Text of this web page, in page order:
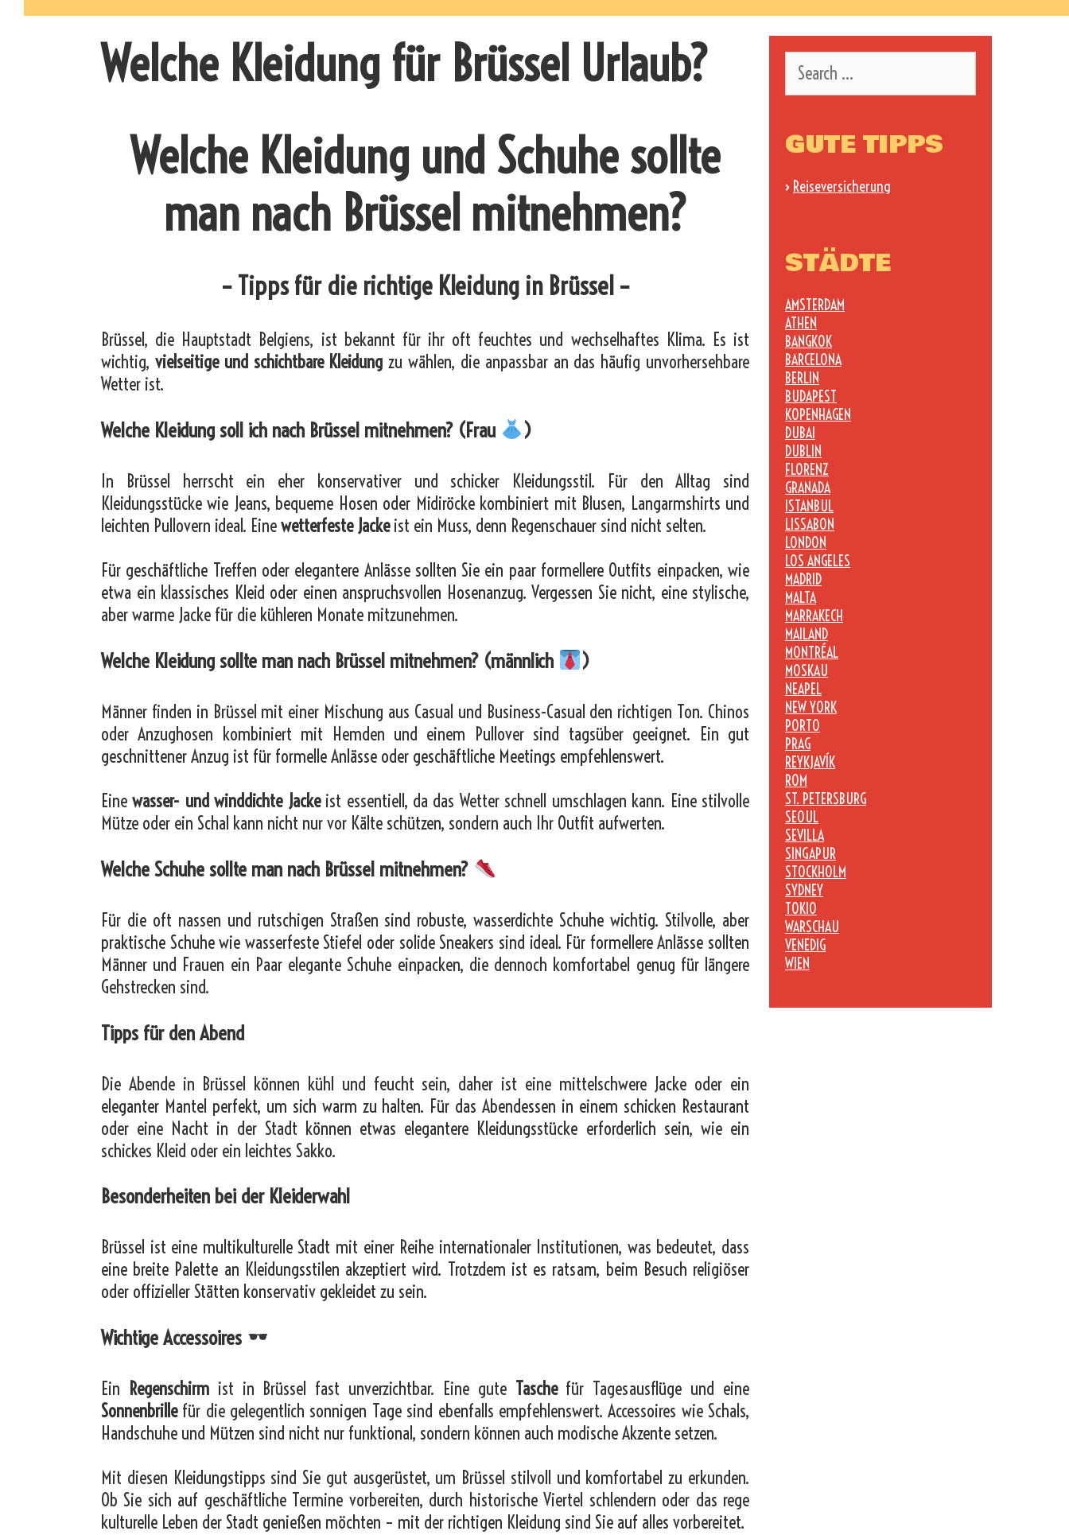
Welche Kleidung für Brüssel Urlaub?
Welche Kleidung und Schuhe sollte
man nach Brüssel mitnehmen?
– Tipps für die richtige Kleidung in Brüssel –
Brüssel, die Hauptstadt Belgiens, ist bekannt für ihr oft feuchtes und wechselhaftes Klima. Es ist
wichtig, vielseitige und schichtbare Kleidung zu wählen, die anpassbar an das häufig unvorhersehbare
Wetter ist.
Welche Kleidung soll ich nach Brüssel mitnehmen? (Frau )
In Brüssel herrscht ein eher konservativer und schicker Kleidungsstil. Für den Alltag sind
Kleidungsstücke wie Jeans, bequeme Hosen oder Midiröcke kombiniert mit Blusen, Langarmshirts und
leichten Pullovern ideal. Einewetterfeste Jackeist ein Muss, denn Regenschauer sind nicht selten.
Für geschäftliche Treffen oder elegantere Anlässe sollten Sie ein paar formellere Outfits einpacken, wie
etwa ein klassisches Kleid oder einen anspruchsvollen Hosenanzug. Vergessen Sie nicht, eine stylische,
aber warme Jacke für die kühleren Monate mitzunehmen.
Welche Kleidung sollte man nach Brüssel mitnehmen? (männlich )
Männer finden in Brüssel mit einer Mischung aus Casual und Business-Casual den richtigen Ton. Chinos
oder Anzughosen kombiniert mit Hemden und einem Pullover sind tagsüber geeignet. Ein gut
geschnittener Anzug ist für formelle Anlässe oder geschäftliche Meetings empfehlenswert.
Einewasser- und winddichte Jackeist essentiell, da das Wetter schnell umschlagen kann. Eine stilvolle
Mütze oder ein Schal kann nicht nur vor Kälte schützen, sondern auch Ihr Outfit aufwerten.
Welche Schuhe sollte man nach Brüssel mitnehmen?
Für die oft nassen und rutschigen Straßen sind robuste, wasserdichte Schuhe wichtig. Stilvolle, aber
praktische Schuhe wie wasserfeste Stiefel oder solide Sneakers sind ideal. Für formellere Anlässe sollten
Männer und Frauen ein Paar elegante Schuhe einpacken, die dennoch komfortabel genug für längere
Gehstrecken sind.
Tipps für den Abend
Die Abende in Brüssel können kühl und feucht sein, daher ist eine mittelschwere Jacke oder ein
eleganter Mantel perfekt, um sich warm zu halten. Für das Abendessen in einem schicken Restaurant
oder eine Nacht in der Stadt können etwas elegantere Kleidungsstücke erforderlich sein, wie ein
schickes Kleid oder ein leichtes Sakko.
Besonderheiten bei der Kleiderwahl
Brüssel ist eine multikulturelle Stadt mit einer Reihe internationaler Institutionen, was bedeutet, dass
eine breite Palette an Kleidungsstilen akzeptiert wird. Trotzdem ist es ratsam, beim Besuch religiöser
oder offizieller Stätten konservativ gekleidet zu sein.
Wichtige Accessoires
Ein Regenschirmist in Brüssel fast unverzichtbar. Eine gute Taschefür Tagesausflüge und eine
Sonnenbrillefür die gelegentlich sonnigen Tage sind ebenfalls empfehlenswert. Accessoires wie Schals,
Handschuhe und Mützen sind nicht nur funktional, sondern können auch modische Akzente setzen.
Mit diesen Kleidungstipps sind Sie gut ausgerüstet, um Brüssel stilvoll und komfortabel zu erkunden.
Ob Sie sich auf geschäftliche Termine vorbereiten, durch historische Viertel schlendern oder das rege
kulturelle Leben der Stadt genießen möchten – mit der richtigen Kleidung sind Sie auf alles vorbereitet.
for:
GUTE TIPPS
› Reiseversicherung
STÄDTE
AMSTERDAM
ATHEN
BANGKOK
BARCELONA
BERLIN
BUDAPEST
KOPENHAGEN
DUBAI
DUBLIN
FLORENZ
GRANADA
ISTANBUL
LISSABON
LONDON
LOS ANGELES
MADRID
MALTA
MARRAKECH
MAILAND
MONTRÉAL
MOSKAU
NEAPEL
NEW YORK
PORTO
PRAG
REYKJAVÍK
ROM
ST. PETERSBURG
SEOUL
SEVILLA
SINGAPUR
STOCKHOLM
SYDNEY
TOKIO
WARSCHAU
VENEDIG
WIEN